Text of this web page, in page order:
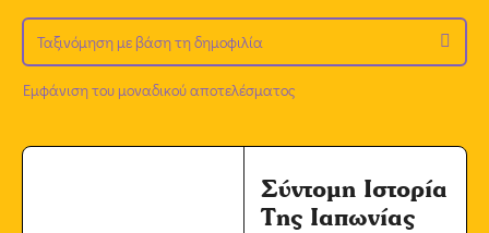
Εμφάνιση του μοναδικού αποτελέσματος
Σύντομη Ιστορία
Της Ιαπωνίας